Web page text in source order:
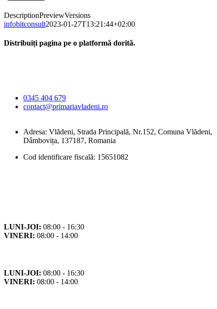
DescriptionPreviewVersions
infobitconsult2023-01-27T13:21:44+02:00
Distribuiți pagina pe o platformă dorită.
0345 404 679
contact@primariavladeni.ro
Adresa: Vlădeni, Strada Principală, Nr.152, Comuna Vlădeni,
Dâmbovița, 137187, Romania
Cod identificare fiscală: 15651082
LUNI-JOI: 08:00 - 16:30
VINERI: 08:00 - 14:00
LUNI-JOI: 08:00 - 16:30
VINERI: 08:00 - 14:00